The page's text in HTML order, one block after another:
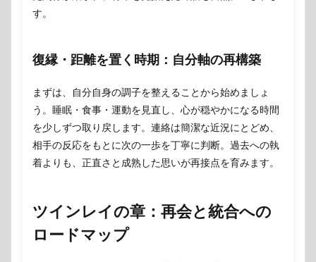
す。
復縁・距離を置く時期：自分軸の再構築
まずは、自分自身の調子を整えることから始めましょ
う。睡眠・食事・運動を見直し、心が穏やかになる時間
を少しずつ取り戻します。連絡は簡潔な近況にとどめ、
相手の反応をもとに次の一歩を丁寧に判断。過去への執
着よりも、正直さと成熟した思いが再接点を育みます。
ツインレイの章：再会と統合への
ロードマップ